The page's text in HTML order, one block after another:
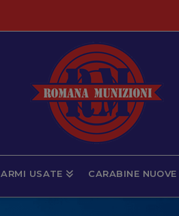
ARMI USATE CARABINE NUOVE